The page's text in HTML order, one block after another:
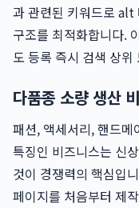
과 관련된 키워드로
구조를 최적화합니다.
도 등록 즉시 검색 상
다품종 소량 생산
패션, 액세서리, 핸드메
특징인 비즈니스는 신
것이 경쟁력의 핵심입
페이지를 처음부터 제